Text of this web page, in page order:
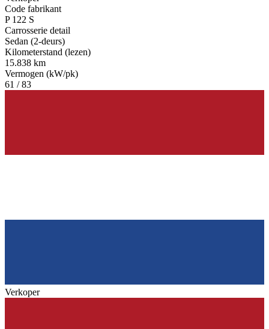
Code fabrikant
P 122 S
Carrosserie detail
Sedan (2-deurs)
Kilometerstand (lezen)
15.838 km
Vermogen (kW/pk)
61 / 83
Verkoper